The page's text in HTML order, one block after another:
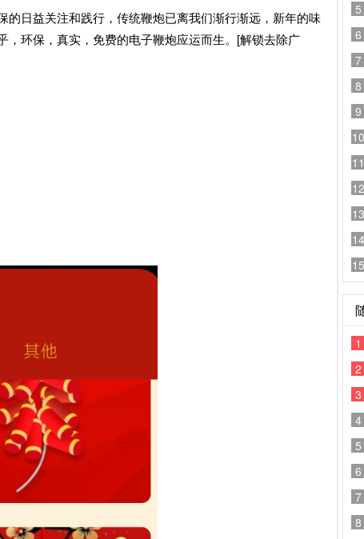
的日益关注和践行，传统鞭炮已离我们渐行渐远，新年的味
环保，真实，免费的电子鞭炮应运而生。[解锁去除广
5
6
7
8
9
10
11
12
13
14
15
1
2
3
4
5
6
7
8